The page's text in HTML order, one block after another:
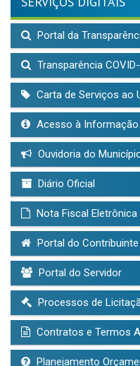
Portal da
Transparência
Carta de Serviços ao
Acesso à Informação
Ouvidoria do
Diário Oficial
Nota Fiscal Eletrônica
Portal do Contribuinte
Portal do Servidor
Processos de
Contratos e Termos
Planejamento